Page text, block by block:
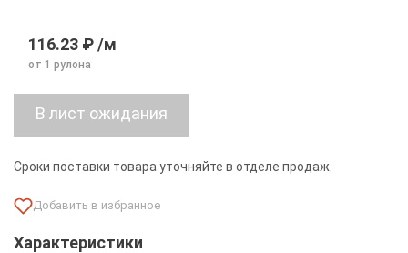
116.23 ₽ /м
от 1 рулона
Сроки поставки товара уточняйте в отделе продаж.
Характеристики